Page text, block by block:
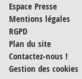
Espace Presse
Mentions légales
RGPD
Plan du site
Contactez-nous !
Gestion des cookies